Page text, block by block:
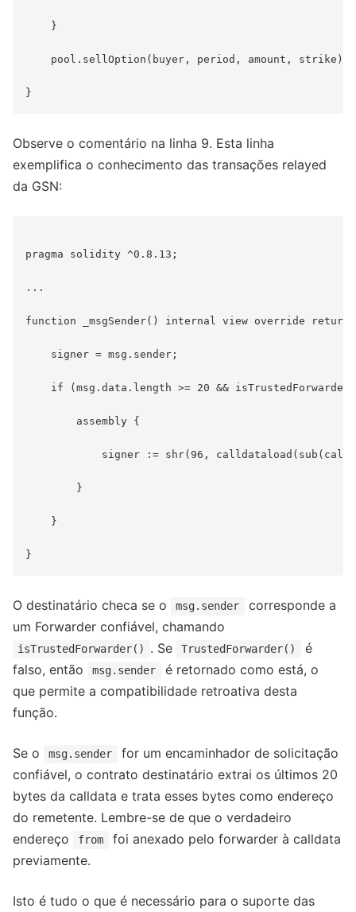
    }
    pool.sellOption(buyer, period, amount, strike);
Observe o comentário na linha 9. Esta linha
exemplifica o conhecimento das transações relayed
da GSN:
pragma solidity ^0.8.13;
...
function _msgSender() internal view override
    signer = msg.sender;
if (msg.data.length >= 20 &&
        assembly {
signer := shr(96,
        }
    }
O destinatário checa se o msg.sender
corresponde a
um Forwarder confiável, chamando
isTrustedForwarder() . Se TrustedForwarder()
é
falso, então
msg.sender
é retornado como está, o
que permite a compatibilidade retroativa desta
função.
Se o msg.sender
for um encaminhador de solicitação
confiável, o contrato destinatário extrai os últimos 20
bytes da calldata e trata esses bytes como endereço
do remetente. Lembre-se de que o verdadeiro
endereço
from
foi anexado pelo forwarder à calldata
previamente.
Isto é tudo o que é necessário para o suporte das